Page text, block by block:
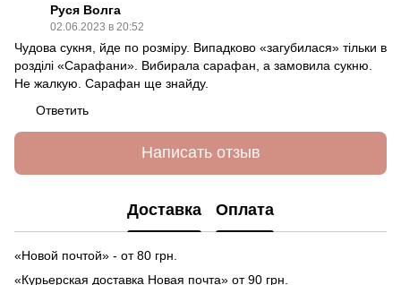
Руся Волга
02.06.2023 в 20:52
Чудова сукня, йде по розміру. Випадково «загубилася» тільки в
розділі «Сарафани». Вибирала сарафан, а замовила сукню.
Не жалкую. Сарафан ще знайду.
Ответить
Написать отзыв
Доставка Оплата
«Новой почтой» - от 80 грн.
«Курьерская доставка Новая почта» от 90 грн.